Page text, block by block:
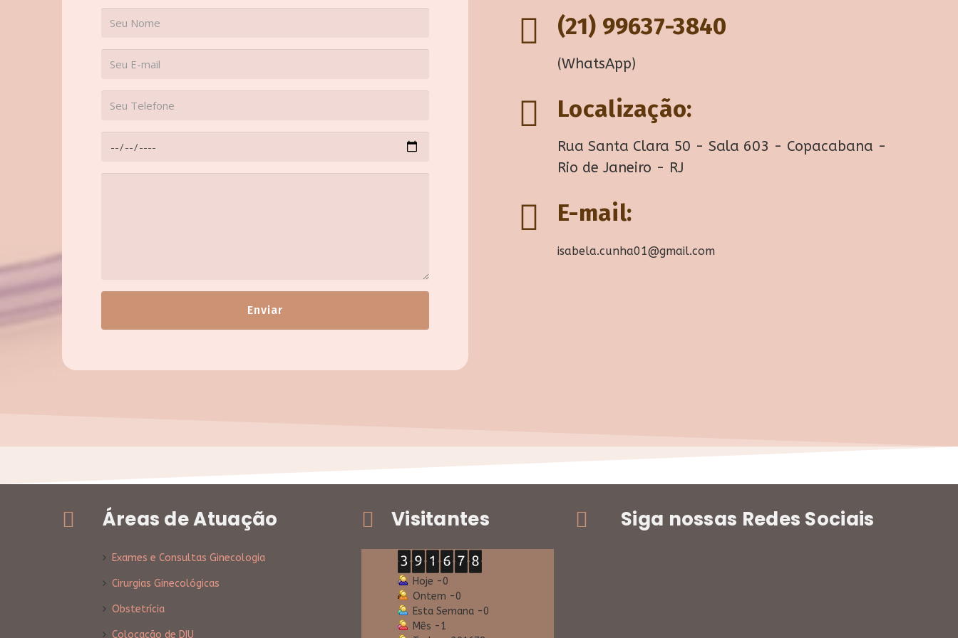
Enviar
(21) 99637-3840
(WhatsApp)
Localização:
Rua Santa Clara 50 - Sala 603 - Copacabana -
Rio de Janeiro - RJ
E-mail:
isabela.cunha01@gmail.com
Áreas de Atuação
Exames e Consultas Ginecologia
Cirurgias Ginecológicas
Obstetrícia
Colocação de DIU
Visitantes
Hoje -0
Ontem -0
Esta Semana -0
Mês -1
Siga nossas Redes Sociais